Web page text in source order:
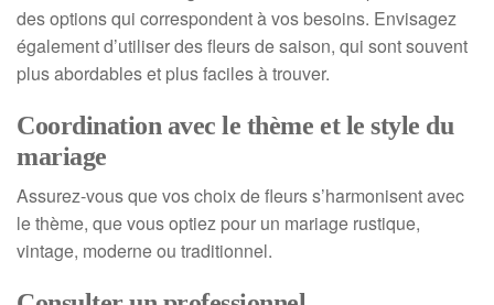
des options qui correspondent à vos besoins. Envisagez
également d’utiliser des fleurs de saison, qui sont souvent
plus abordables et plus faciles à trouver.
Coordination avec le thème et le style du
mariage
Assurez-vous que vos choix de fleurs s’harmonisent avec
le thème, que vous optiez pour un mariage rustique,
vintage, moderne ou traditionnel.